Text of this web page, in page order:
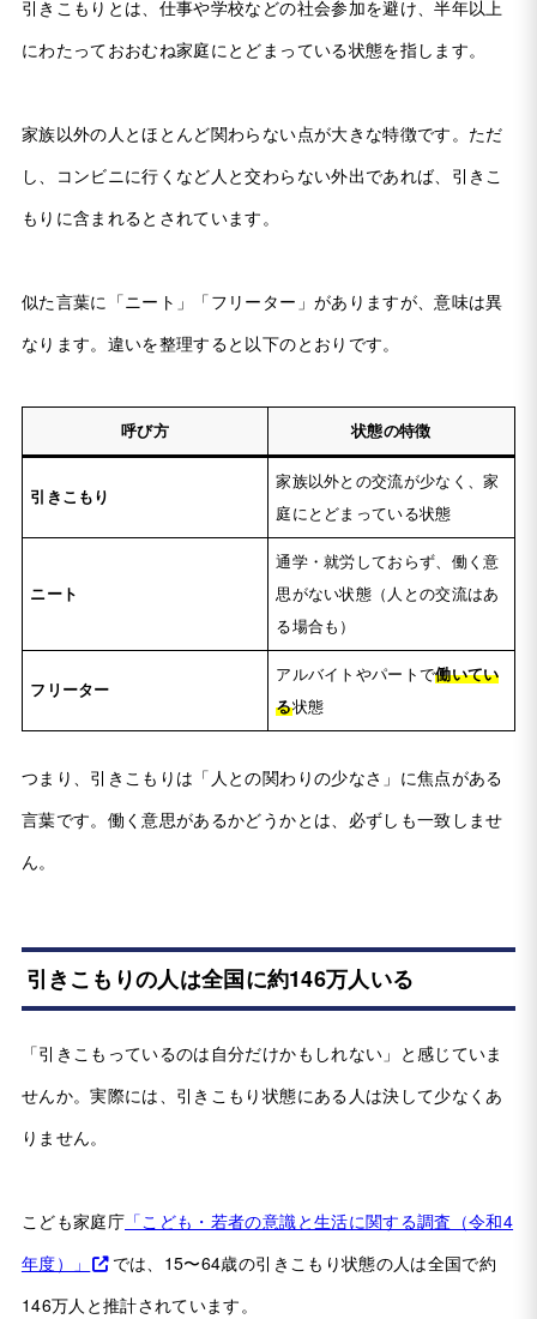
引きこもりとは、仕事や学校などの社会参加を避け、半年以上
にわたっておおむね家庭にとどまっている状態を指します。
家族以外の人とほとんど関わらない点が大きな特徴です。ただ
し、コンビニに行くなど人と交わらない外出であれば、引きこ
もりに含まれるとされています。
似た言葉に「ニート」「フリーター」がありますが、意味は異
なります。違いを整理すると以下のとおりです。
呼び方 状態の特徴
引きこもり
家族以外との交流が少なく、家
庭にとどまっている状態
ニート
通学・就労しておらず、働く意
思がない状態（人との交流はあ
る場合も）
フリーター
アルバイトやパートで働いてい
る状態
つまり、引きこもりは「人との関わりの少なさ」に焦点がある
言葉です。働く意思があるかどうかとは、必ずしも一致しませ
ん。
引きこもりの人は全国に約146万人いる
「引きこもっているのは自分だけかもしれない」と感じていま
せんか。実際には、引きこもり状態にある人は決して少なくあ
りません。
こども家庭庁 「こども・若者の意識と生活に関する調査（令和4
年度）」
では、15〜64歳の引きこもり状態の人は全国で約
146万人と推計されています。